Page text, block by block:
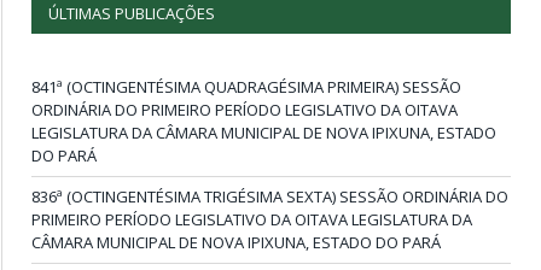
ÚLTIMAS PUBLICAÇÕES
841ª (OCTINGENTÉSIMA QUADRAGÉSIMA PRIMEIRA) SESSÃO
ORDINÁRIA DO PRIMEIRO PERÍODO LEGISLATIVO DA OITAVA
LEGISLATURA DA CÂMARA MUNICIPAL DE NOVA IPIXUNA, ESTADO
DO PARÁ
836ª (OCTINGENTÉSIMA TRIGÉSIMA SEXTA) SESSÃO ORDINÁRIA DO
PRIMEIRO PERÍODO LEGISLATIVO DA OITAVA LEGISLATURA DA
CÂMARA MUNICIPAL DE NOVA IPIXUNA, ESTADO DO PARÁ